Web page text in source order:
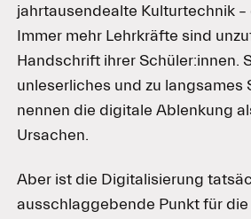
jahrtausendealte Kulturtechnik
Immer mehr Lehrkräfte sind
Handschrift ihrer Schüler:innen.
unleserliches und zu langsames
nennen die digitale Ablenkung
Ursachen.
Aber ist die Digitalisierung
ausschlaggebende Punkt für